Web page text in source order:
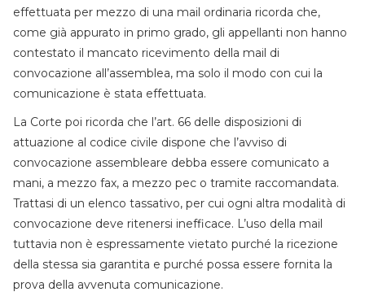
effettuata per mezzo di una mail ordinaria ricorda che,
come già appurato in primo grado, gli appellanti non hanno
contestato il mancato ricevimento della mail di
convocazione all’assemblea, ma solo il modo con cui la
comunicazione è stata effettuata.
La Corte poi ricorda che l’art. 66 delle disposizioni di
attuazione al codice civile dispone che l’avviso di
convocazione assembleare debba essere comunicato a
mani, a mezzo fax, a mezzo pec o tramite raccomandata.
Trattasi di un elenco tassativo, per cui ogni altra modalità di
convocazione deve ritenersi inefficace. L’uso della mail
tuttavia non è espressamente vietato purché la ricezione
della stessa sia garantita e purché possa essere fornita la
prova della avvenuta comunicazione.